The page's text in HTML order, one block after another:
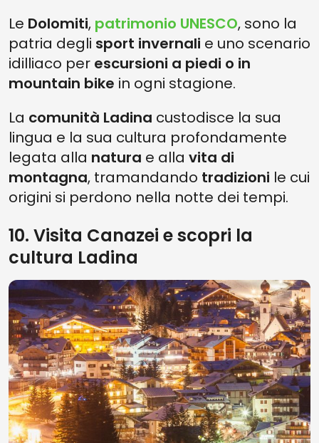
Le Dolomiti, patrimonio UNESCO, sono la
patria degli sport invernali e uno scenario
idilliaco per escursioni a piedi o in
mountain bike in ogni stagione.
La comunità Ladina custodisce la sua
lingua e la sua cultura profondamente
legata alla natura e alla vita di
montagna, tramandando tradizioni le cui
origini si perdono nella notte dei tempi.
10. Visita Canazei e scopri la
cultura Ladina